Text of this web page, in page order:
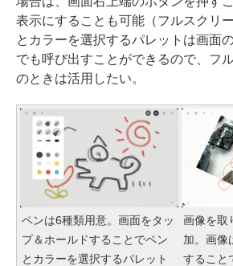
表示にすることも可能（フルスクリ
とカラーを選択するパレットは画面
でも呼び出すことができるので、フ
のときは活用したい。
ペンは6種類用意。画面をタッ
プ＆ホールドすることでペン
とカラーを選択するパレット
画像を取
加。画像
すること